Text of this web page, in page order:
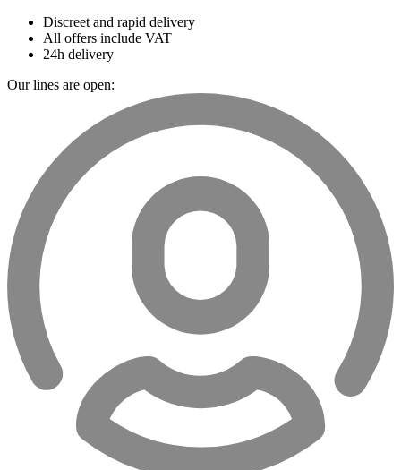
Discreet and rapid delivery
All offers include VAT
24h delivery
Our lines are open: